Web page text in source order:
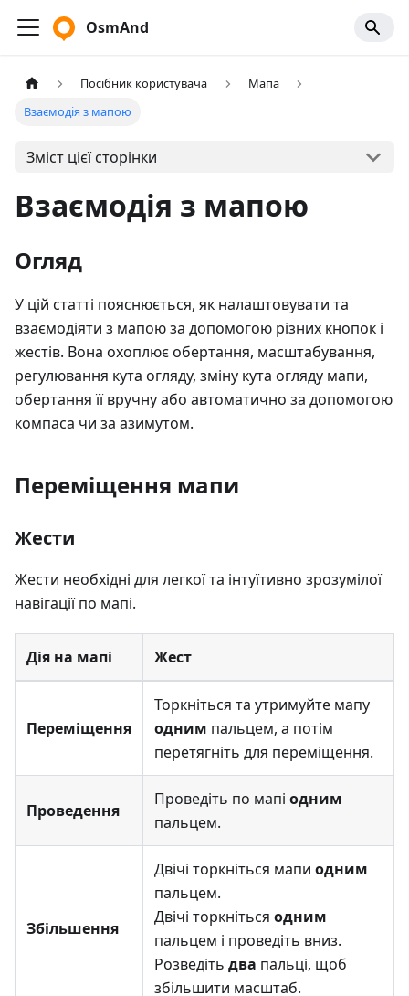
OsmAnd
Посібник користувача
Мапа
Взаємодія з мапою
Зміст цієї сторінки
Взаємодія з мапою
Огляд
У цій статті пояснюється, як налаштовувати та
взаємодіяти з мапою за допомогою різних кнопок і
жестів. Вона охоплює обертання, масштабування,
регулювання кута огляду, зміну кута огляду мапи,
обертання її вручну або автоматично за допомогою
компаса чи за азимутом.
Переміщення мапи
Жести
Жести необхідні для легкої та інтуїтивно зрозумілої
навігації по мапі.
Дія на мапі Жест
Переміщення
Торкніться та утримуйте мапу
одним пальцем, а потім
перетягніть для переміщення.
Проведення
Проведіть по мапі одним
пальцем.
Збільшення
Двічі торкніться мапи одним
пальцем.
Двічі торкніться одним
пальцем і проведіть вниз.
Розведіть два пальці, щоб
збільшити масштаб.